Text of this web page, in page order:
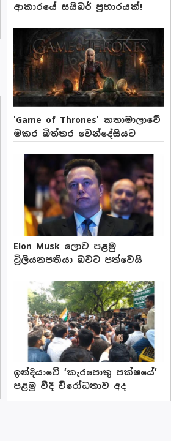
ආකාරයේ සයිබර් ප්‍රහාරයක්!
'Game of Thrones' කතාමාලාවේ
මකර බිත්තර වෙන්දේසියට
Elon Musk ලොව පළමු
ට්‍රිලියනපතියා බවට පත්වෙයි
ඉන්දියාවේ ‘කැරපොතු පක්ෂයේ’
පළමු වීදි විරෝධතාව අද